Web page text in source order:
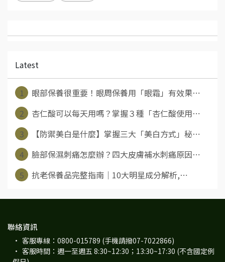
Latest
1
眼部保養很重要！眼周保養用「眼霜」有效果⋯
2
杏仁酸可以每天用嗎？掌握３種「杏仁酸使用⋯
3
【防禦美白是什麼】掌握三大「美白方式」秘⋯
4
臉部保濕刺痛怎麼辦？四大皮膚補水刺痛原因⋯
5
抗老保養品完整指南｜10大明星成分解析,⋯
聯絡資訊
客服專線：0800-015789 (手機請撥07-7022866)
客服時間：週一至週五 8:30~12:30；13:30~17:30 (不含國定例